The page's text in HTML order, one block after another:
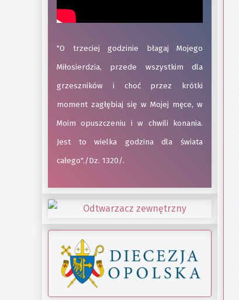
"O trzeciej godzinie błagaj Mojego
Miłosierdzia, przede wszystkim dla
grzeszników i choć przez krótki
moment zagłębiaj się w Mojej męce, w
Moim opuszczeniu i w chwili konania.
Jest to wielka godzina dla świata
całego"./Dz. 1320/.